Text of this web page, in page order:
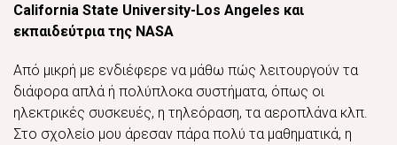
California State University-Los Angeles και
εκπαιδεύτρια της NASA
Από μικρή με ενδιέφερε να μάθω πώς λειτουργούν τα
διάφορα απλά ή πολύπλοκα συστήματα, όπως οι
ηλεκτρικές συσκευές, η τηλεόραση, τα αεροπλάνα κλπ.
Στο σχολείο μου άρεσαν πάρα πολύ τα μαθηματικά, η